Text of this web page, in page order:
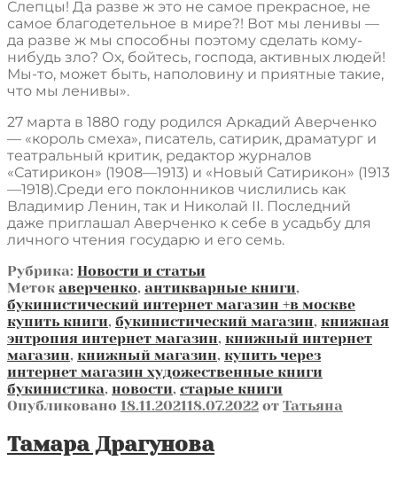
Слепцы! Да разве ж это не самое прекрасное, не
самое благодетельное в мире?! Вот мы ленивы —
да разве ж мы способны поэтому сделать кому-
нибудь зло? Ох, бойтесь, господа, активных людей!
Мы-то, может быть, наполовину и приятные такие,
что мы ленивы».
27 марта в 1880 году родился Аркадий Аверченко
— «король смеха», писатель, сатирик, драматург и
театральный критик, редактор журналов
«Сатирикон» (1908—1913) и «Новый Сатирикон» (1913
—1918).Среди его поклонников числились как
Владимир Ленин, так и Николай II. Последний
даже приглашал Аверченко к себе в усадьбу для
личного чтения государю и его семь.
Рубрика: Новости и статьи
Меток аверченко, антикварные книги,
букинистический интернет магазин +в москве
купить книги, букинистический магазин, книжная
энтропия интернет магазин, книжный интернет
магазин, книжный магазин, купить через
интернет магазин художественные книги
букинистика, новости, старые книги
Опубликовано 18.11.202118.07.2022 от Татьяна
Тамара Драгунова